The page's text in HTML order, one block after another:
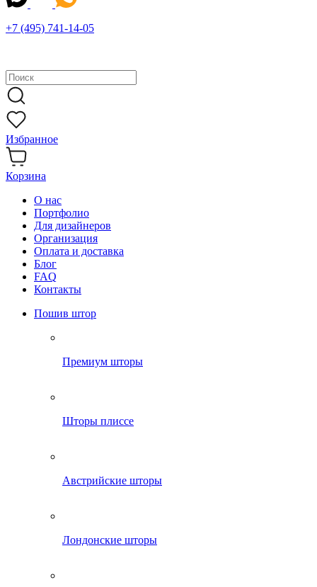
+7 (495) 741-14-05
Избранное
Корзина
О нас
Портфолио
Для дизайнеров
Организация
Оплата и доставка
Блог
FAQ
Контакты
Пошив штор
Премиум шторы
Шторы плиссе
Австрийские шторы
Лондонские шторы